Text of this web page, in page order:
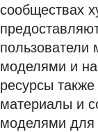
сообществах
пользователи
моделями и
ресурсы
материалы и
моделями для